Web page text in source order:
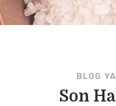
BLOG
Son